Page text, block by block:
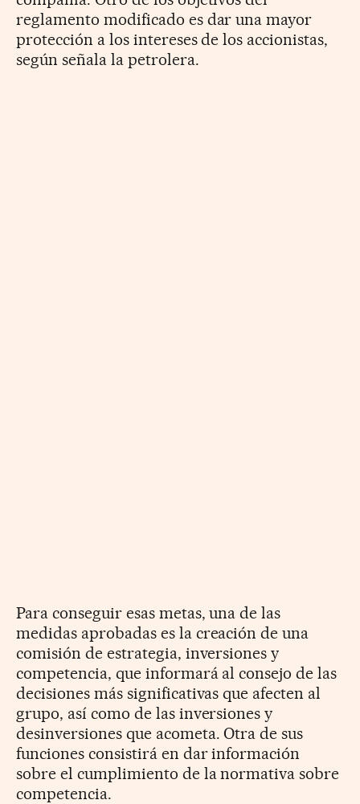
reglamento modificado es dar una mayor
protección a los intereses de los accionistas,
según señala la petrolera.
Para conseguir esas metas, una de las
medidas aprobadas es la creación de una
comisión de estrategia, inversiones y
competencia, que informará al consejo de las
decisiones más significativas que afecten al
grupo, así como de las inversiones y
desinversiones que acometa. Otra de sus
funciones consistirá en dar información
sobre el cumplimiento de la normativa sobre
competencia.